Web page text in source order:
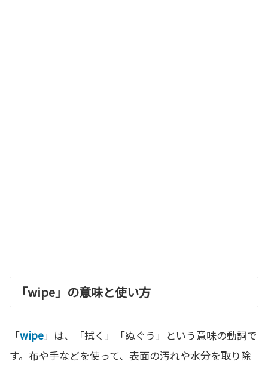
「wipe」の意味と使い方
「wipe」は、「拭く」「ぬぐう」という意味の動詞で
す。布や手などを使って、表面の汚れや水分を取り除